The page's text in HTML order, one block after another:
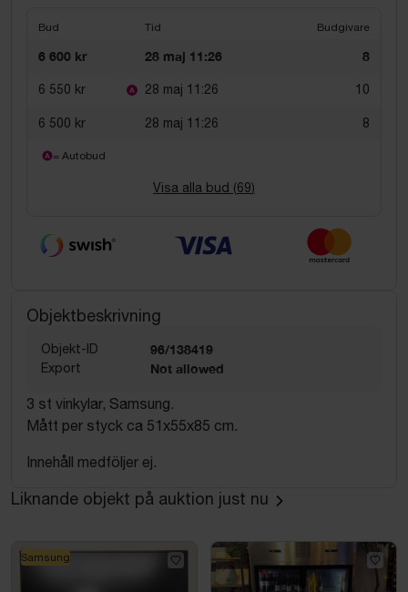
Bud Tid Budgivare
6 600 kr 28 maj 11:26 8
6 550 kr 28 maj 11:26 10
6 500 kr 28 maj 11:26 8
= Autobud
Visa alla bud (69)
Objektbeskrivning
Objekt-ID 96/138419
Export Not allowed
3 st vinkylar, Samsung.
Mått per styck ca 51x55x85 cm.
Innehåll medföljer ej.
Liknande objekt på auktion just nu
Samsung